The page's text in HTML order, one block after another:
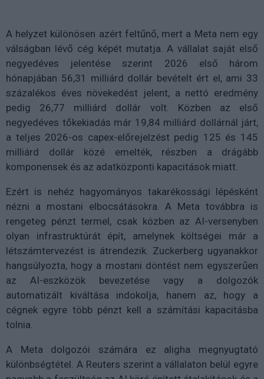
A helyzet különösen azért feltűnő, mert a Meta nem egy
válságban lévő cég képét mutatja. A vállalat saját első
negyedéves jelentése szerint 2026 első három
hónapjában 56,31 milliárd dollár bevételt ért el, ami 33
százalékos éves növekedést jelent, a nettó eredmény
pedig 26,77 milliárd dollár volt. Közben az első
negyedéves tőkekiadás már 19,84 milliárd dollárnál járt,
a teljes 2026-os capex-előrejelzést pedig 125 és 145
milliárd dollár közé emelték, részben a drágább
komponensek és az adatközponti kapacitások miatt.
Ezért is nehéz hagyományos takarékossági lépésként
nézni a mostani elbocsátásokra. A Meta továbbra is
rengeteg pénzt termel, csak közben az AI-versenyben
olyan infrastruktúrát épít, amelynek költségei már a
létszámtervezést is átrendezik. Zuckerberg ugyanakkor
hangsúlyozta, hogy a mostani döntést nem egyszerűen
az AI-eszközök bevezetése vagy a dolgozók
automatizált kiváltása indokolja, hanem az, hogy a
cégnek egyre több pénzt kell a számítási kapacitásba
tolnia.
A Meta dolgozói számára ez aligha megnyugtató
különbségtétel. A Reuters szerint a vállalaton belül egyre